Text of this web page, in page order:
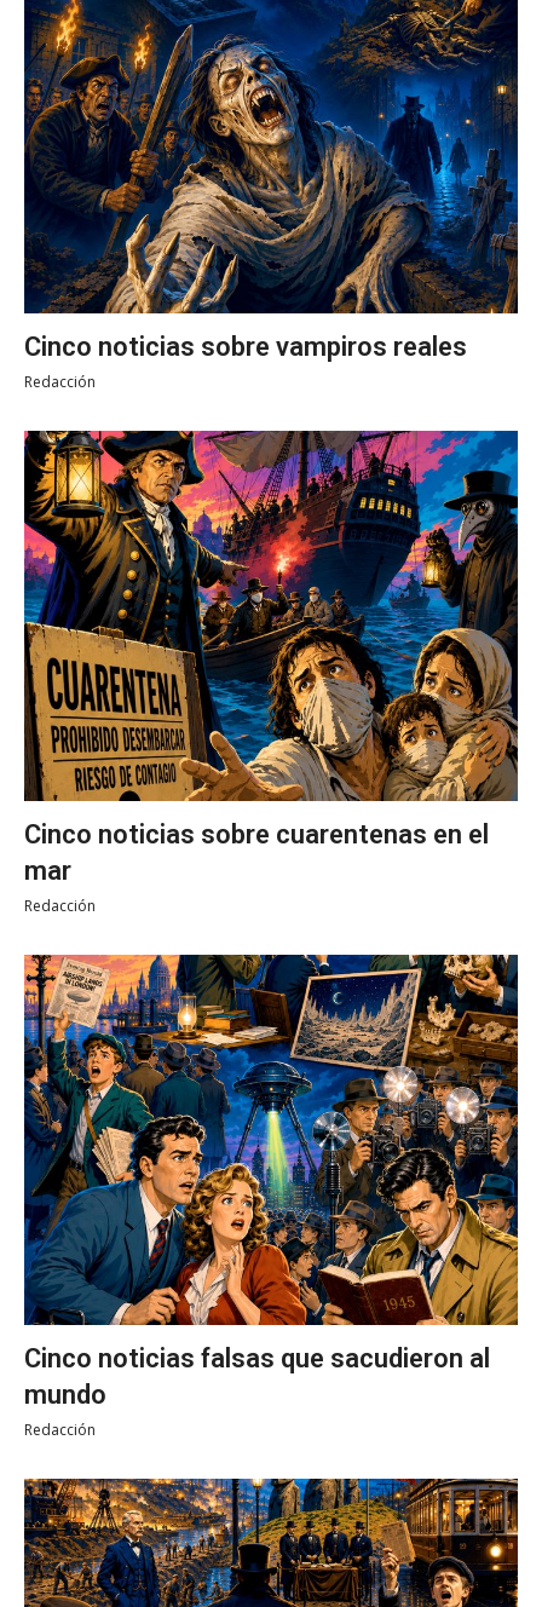
Cinco noticias sobre vampiros reales
Redacción
Cinco noticias sobre cuarentenas en el
mar
Redacción
Cinco noticias falsas que sacudieron al
mundo
Redacción